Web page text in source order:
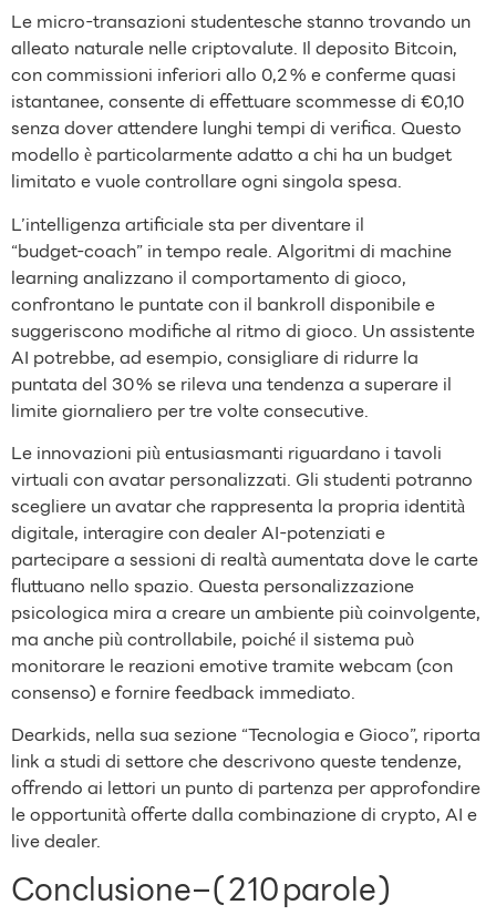
Le micro‑transazioni studentesche stanno trovando un
alleato naturale nelle criptovalute. Il deposito Bitcoin,
con commissioni inferiori allo 0,2 % e conferme quasi
istantanee, consente di effettuare scommesse di €0,10
senza dover attendere lunghi tempi di verifica. Questo
modello è particolarmente adatto a chi ha un budget
limitato e vuole controllare ogni singola spesa.
L’intelligenza artificiale sta per diventare il
“budget‑coach” in tempo reale. Algoritmi di machine
learning analizzano il comportamento di gioco,
confrontano le puntate con il bankroll disponibile e
suggeriscono modifiche al ritmo di gioco. Un assistente
AI potrebbe, ad esempio, consigliare di ridurre la
puntata del 30 % se rileva una tendenza a superare il
limite giornaliero per tre volte consecutive.
Le innovazioni più entusiasmanti riguardano i tavoli
virtuali con avatar personalizzati. Gli studenti potranno
scegliere un avatar che rappresenta la propria identità
digitale, interagire con dealer AI‑potenziati e
partecipare a sessioni di realtà aumentata dove le carte
fluttuano nello spazio. Questa personalizzazione
psicologica mira a creare un ambiente più coinvolgente,
ma anche più controllabile, poiché il sistema può
monitorare le reazioni emotive tramite webcam (con
consenso) e fornire feedback immediato.
Dearkids, nella sua sezione “Tecnologia e Gioco”, riporta
link a studi di settore che descrivono queste tendenze,
offrendo ai lettori un punto di partenza per approfondire
le opportunità offerte dalla combinazione di crypto, AI e
live dealer.
Conclusione – ( 210 parole )